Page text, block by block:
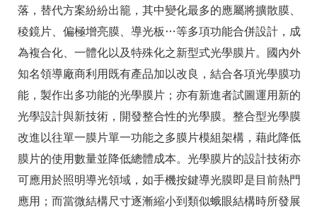
落，替代方案紛紛出籠，其中變化最多的應屬將擴散膜、
稜鏡片、偏極增亮膜、導光板…等多項功能合併設計，成
為複合化、一體化以及特殊化之新型式光學膜片。國內外
知名領導廠商利用既有產品加以改良，結合各項光學膜功
能，製作出多功能的光學膜片；亦有新進者試圖運用新的
光學設計與新技術，開發整合性的光學膜。整合型光學膜
改進以往單一膜片單一功能之多膜片模組架構，藉此降低
膜片的使用數量並降低總體成本。光學膜片的設計技術亦
可應用於照明導光領域，如手機按鍵導光膜即是目前熱門
應用；而當微結構尺寸逐漸縮小到類似蛾眼結構時所發展